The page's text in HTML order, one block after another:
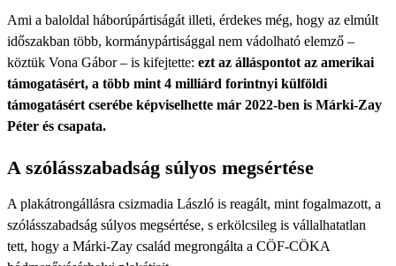
Ami a baloldal háborúpártiságát illeti, érdekes még, hogy az elmúlt
időszakban több, kormánypártisággal nem vádolható elemző –
köztük Vona Gábor – is kifejtette: ezt az álláspontot az amerikai
támogatásért, a több mint 4 milliárd forintnyi külföldi
támogatásért cserébe képviselhette már 2022-ben is Márki-Zay
Péter és csapata.
A szólásszabadság súlyos megsértése
A plakátrongállásra csizmadia László is reagált, mint fogalmazott, a
szólásszabadság súlyos megsértése, s erkölcsileg is vállalhatatlan
tett, hogy a Márki-Zay család megrongálta a CÖF-CÖKA